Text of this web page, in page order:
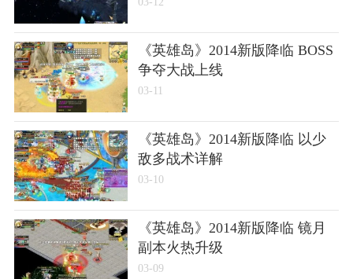
《英雄岛》2014新版降临 BOSS
争夺大战上线
03-11
《英雄岛》2014新版降临 以少
敌多战术详解
03-10
《英雄岛》2014新版降临 镜月
副本火热升级
03-09